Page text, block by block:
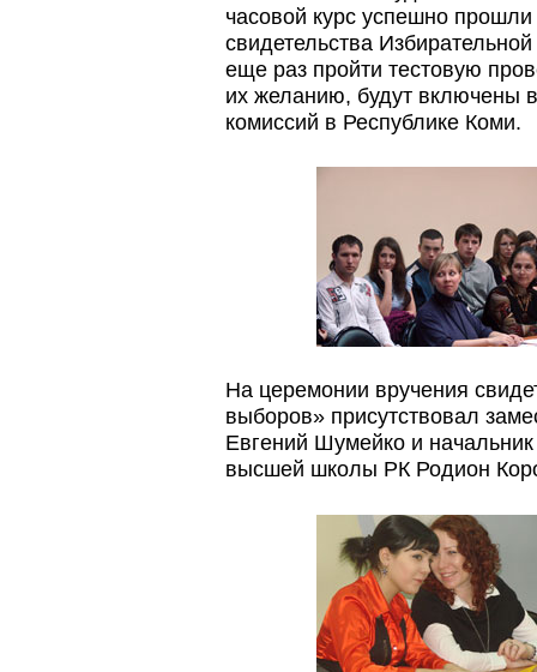
часовой курс успешно
свидетельства
еще раз пройти тестовую
их желанию, будут включены
комиссий в Республике Коми.
На церемонии вручения
выборов» присутствовал
Евгений Шумейко и
высшей школы РК Родион